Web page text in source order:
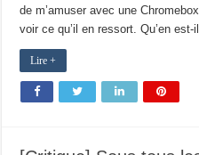
de m’amuser avec une
voir ce qu’il en ressort. Qu’en
Lire +